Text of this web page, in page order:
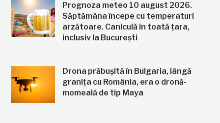
Prognoza meteo 10 august 2026.
Săptămâna începe cu temperaturi
arzătoare. Caniculă în toată țara,
inclusiv la București
Drona prăbușită în Bulgaria, lângă
granița cu România, era o dronă-
momeală de tip Maya